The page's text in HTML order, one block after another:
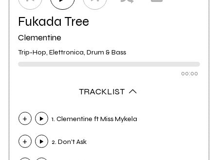
Fukada Tree
Clementine
Trip-Hop, Elettronica, Drum & Bass
00:00
TRACKLIST
1. Clementine ft Miss Mykela
2. Don't Ask